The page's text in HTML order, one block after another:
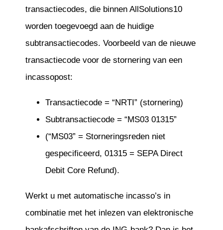
transactiecodes, die binnen AllSolutions10
worden toegevoegd aan de huidige
subtransactiecodes. Voorbeeld van de nieuwe
transactiecode voor de stornering van een
incassopost:
Transactiecode = “NRTI” (stornering)
Subtransactiecode = “MS03 01315”
(“MS03” = Storneringsreden niet
gespecificeerd, 01315 = SEPA Direct
Debit Core Refund).
Werkt u met automatische incasso’s in
combinatie met het inlezen van elektronische